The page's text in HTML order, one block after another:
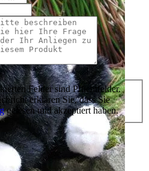
Felder sind Pflichtfelder.
erklären Sie, dass Sie
gelesen und akzeptiert haben.